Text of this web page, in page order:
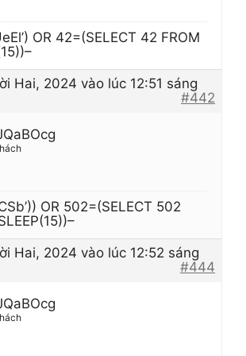
OR 42=(SELECT 42 FROM
Hai, 2024 vào lúc 12:51 sáng
#442
OR 502=(SELECT 502
Hai, 2024 vào lúc 12:52 sáng
#444